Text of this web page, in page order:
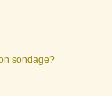
sondage?